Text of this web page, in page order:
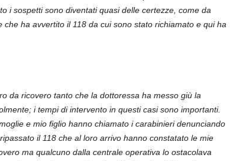
i sospetti sono diventati quasi delle certezze, come da
ha avvertito il 118 da cui sono stato richiamato e qui ha
da ricovero tanto che la dottoressa ha messo giù la
i tempi di intervento in questi casi sono importanti.
e mio figlio hanno chiamato i carabinieri denunciando
il 118 che al loro arrivo hanno constatato le mie
ma qualcuno dalla centrale operativa lo ostacolava